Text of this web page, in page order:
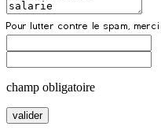
champ obligatoire